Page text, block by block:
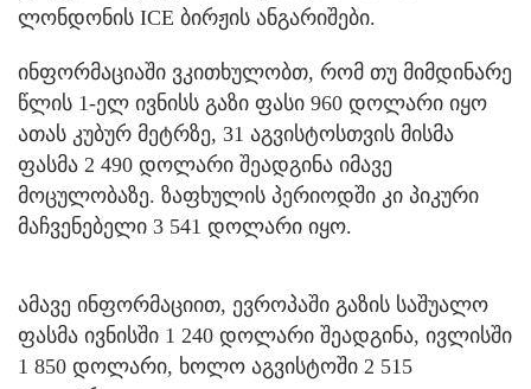
ლონდონის ICE ბირჟის ანგარიშები.
ინფორმაციაში ვკითხულობთ, რომ თუ მიმდინარე
წლის 1-ელ ივნისს გაზი ფასი 960 დოლარი იყო
ათას კუბურ მეტრზე, 31 აგვისტოსთვის მისმა
ფასმა 2 490 დოლარი შეადგინა იმავე
მოცულობაზე. ზაფხულის პერიოდში კი პიკური
მაჩვენებელი 3 541 დოლარი იყო.
ამავე ინფორმაციით, ევროპაში გაზის საშუალო
ფასმა ივნისში 1 240 დოლარი შეადგინა, ივლისში
1 850 დოლარი, ხოლო აგვისტოში 2 515